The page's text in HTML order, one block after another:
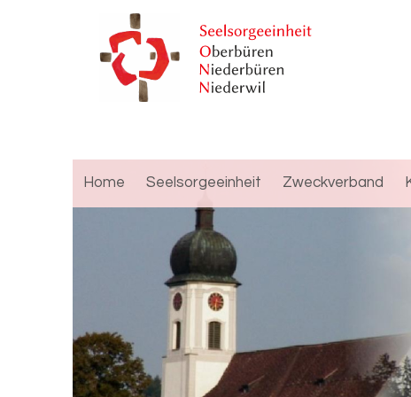
Home Seelsorgeeinheit Zweckverband